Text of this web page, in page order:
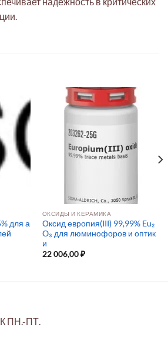
для а
ОКСИДЫ И КЕРАМИКА
Оксид европия(III) 99,99% Eu₂
O₃ для люминофоров и оптик
и
22 006,00₽
ПН.-ПТ.